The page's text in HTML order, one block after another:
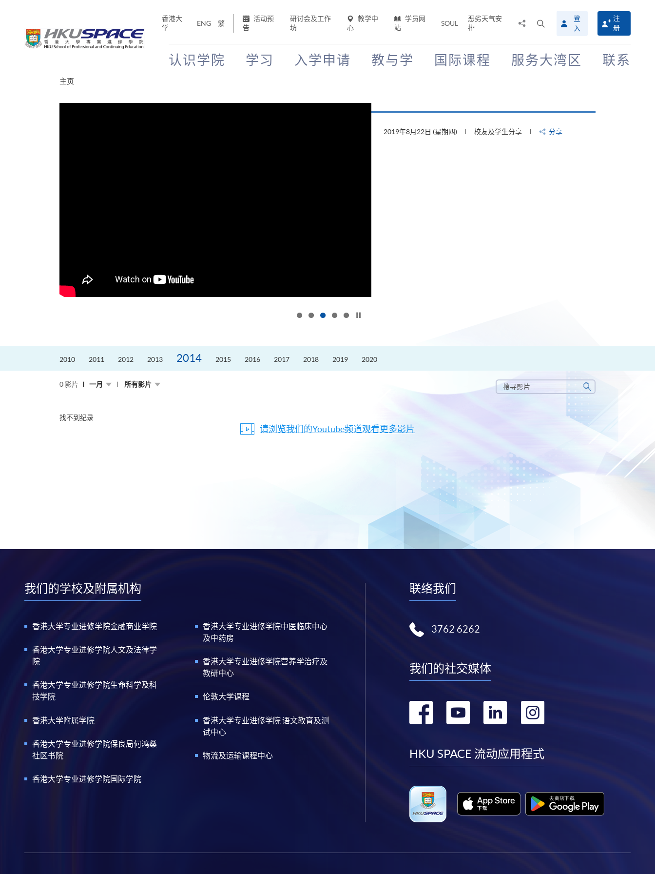
香港大
学
ENG 繁
活动预
告
研讨会及工作
坊
教学中
心
学员网
站
SOUL
恶劣天气安
排
搜
寻
介
登
入
注
册
认识学院 学习 入学申请 教与学 国际课程 服务大湾区 联系
主页
2019年8月22日 (星期四) 校友及学生分享 分享
2010 2011 2012 2013 2014 2015 2016 2017 2018 2019 2020
0 影片 一月 所有影片
搜
寻
搜
寻
找不到纪录
请浏览我们的Youtube频道观看更多影片
我们的学校及附属机构
香港大学专业进修学院金融商业学院
香港大学专业进修学院人文及法律学
院
香港大学专业进修学院生命科学及科
技学院
香港大学附属学院
香港大学专业进修学院保良局何鸿燊
社区书院
香港大学专业进修学院国际学院
香港大学专业进修学院中医临床中心
及中药房
香港大学专业进修学院营养学治疗及
教研中心
伦敦大学课程
香港大学专业进修学院 语文教育及测
试中心
物流及运输课程中心
联络我们
3762 6262
我们的社交媒体
转
facebook
转
youtube
转
linkedin
转
instagram
HKU SPACE 流动应用程式